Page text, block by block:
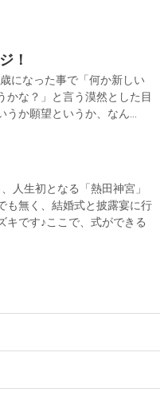
！
になった事で「何か新しい
かな？」と言う漠然とした目
か願望というか、なん...
人生初となる「熱田神宮」
も無く、結婚式と披露宴に行
キです♪ここで、式ができる